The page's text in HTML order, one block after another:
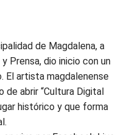
de Magdalena, a
Prensa, dio inicio con un
El artista magdalenense
de abrir “Cultura Digital
histórico y que forma